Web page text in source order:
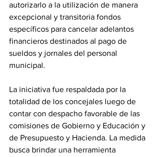
autorizarlo a la utilización de manera
excepcional y transitoria fondos
específicos para cancelar adelantos
financieros destinados al pago de
sueldos y jornales del personal
municipal.
La iniciativa fue respaldada por la
totalidad de los concejales luego de
contar con despacho favorable de las
comisiones de Gobierno y Educación y
de Presupuesto y Hacienda. La medida
busca brindar una herramienta